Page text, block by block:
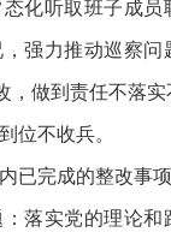
化听取班子成员
强力推动巡察问
，做到责任不落
位不收兵。
完成的整改事项
实党的理论和